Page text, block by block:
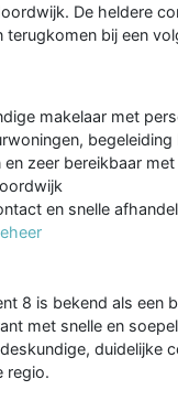
De heldere
bij een
makelaar met
zeer bereikbaar
en snelle
8 is bekend als
met snelle en
duidelijke
regio.